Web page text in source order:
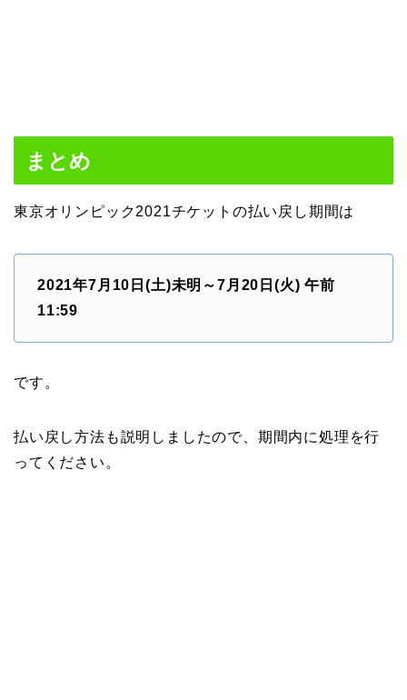
まとめ
東京オリンピック2021チケットの払い戻し期間は
2021年7 月 10 日(土)未明～7 月 20 日 (火)午前
11:59
です。
払い戻し方法も説明しましたので、期間内に処理を行
ってください。